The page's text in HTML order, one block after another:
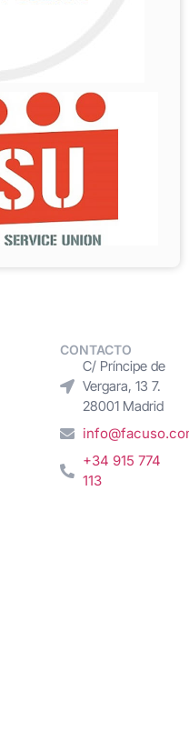
CONTACTO
C/ Príncipe de
Vergara, 13 7.
28001 Madrid
+34 915 774
113